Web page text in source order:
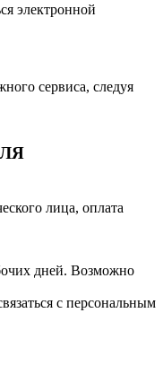
электронной
сервиса, следуя
лица, оплата
дней. Возможно
с персональным